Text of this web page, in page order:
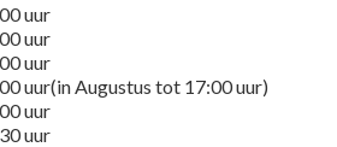
uur
uur
uur
uur(in Augustus tot 17:00 uur)
uur
uur